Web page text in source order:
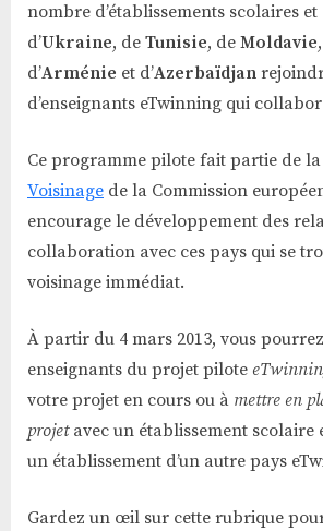
nombre d’établissements scolaires et
d’Ukraine, de Tunisie, de Moldavie
d’Arménie et d’Azerbaïdjan
d’enseignants eTwinning qui
Ce programme pilote fait partie de la
Voisinage de la Commission
encourage le développement des
collaboration avec ces pays qui se
voisinage immédiat.
À partir du 4 mars 2013, vous
enseignants du projet pilote
votre projet en cours ou à mettre en
projetavec un établissement scolaire
un établissement d’un autre pays
Gardez un œil sur cette rubrique